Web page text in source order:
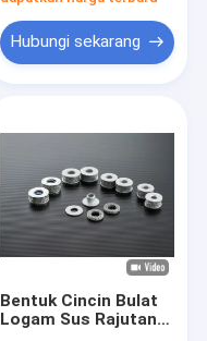
Hubungi sekarang
Bentuk Cincin Bulat
Logam Sus Rajutan